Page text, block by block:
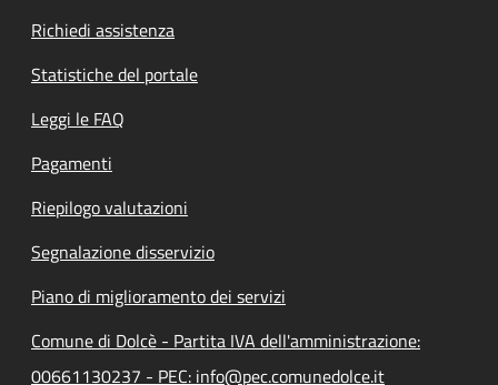
Richiedi assistenza
Statistiche del portale
Leggi le FAQ
Pagamenti
Riepilogo valutazioni
Segnalazione disservizio
Piano di miglioramento dei servizi
Comune di Dolcè - Partita IVA dell'amministrazione:
00661130237 - PEC: info@pec.comunedolce.it